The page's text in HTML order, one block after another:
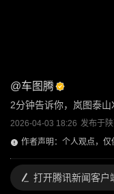
@车图腾
2分钟告诉你，岚图泰山
2026-04-03 18:26 发布于
作者声明：个人观点，仅
打开腾讯新闻客户